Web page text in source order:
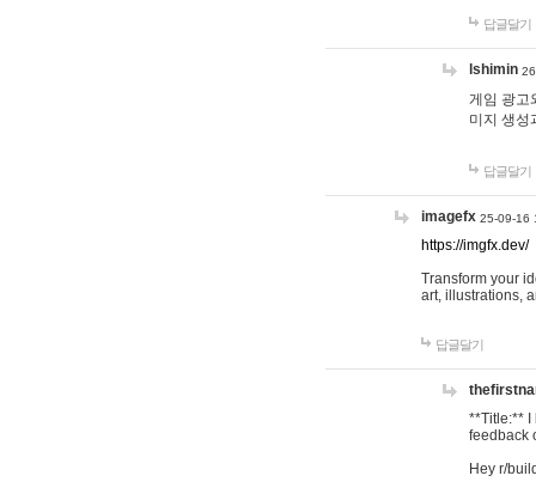
답글달기
lshimin
게임 광고
미지 생성
답글달기
imagefx 25-09-16
https://imgfx.dev/
Transform your
art, illustrations,
답글달기
**Title:** I
feedback
Hey r/